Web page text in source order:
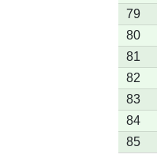
79
80
81
82
83
84
85